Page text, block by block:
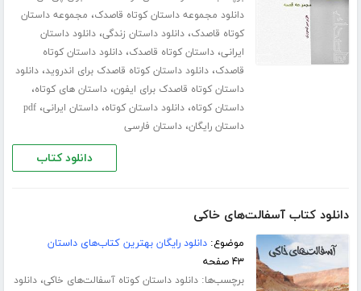
دانلود مجموعه داستان کوتاه قاصدک، مجموعه داستان
کوتاه قاصدک،دانلود داستان زندگی،دانلود داستان
ایرانی،داستان کوتاه قاصدک،دانلود داستان کوتاه
قاصدک،دانلود داستان کوتاه قاصدک برای اندروید،دانلود
داستان کوتاه قاصدک برای ایفون،داستان های کوتاه،
داستان کوتاه،دانلود داستان کوتاه،داستان ایرانی،pdf
داستان رایگان،داستان فارسی
دانلود کتاب
دانلود کتاب آسفالت‌های خاکی
موضوع:دانلود رایگان بهترین کتاب‌های داستان
۴۳ صفحه
برچسب‌ها:دانلود داستان کوتاه آسفالت‌های خاکی،دانلود